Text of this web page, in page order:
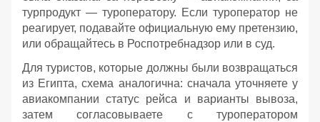
турпродукт — туроператору. Если туроператор не
реагирует, подавайте официальную ему претензию,
или обращайтесь в Роспотребнадзор или в суд.
Для туристов, которые должны были возвращаться
из Египта, схема аналогична: сначала уточняете у
авиакомпании статус рейса и варианты вывоза,
затем согласовываете с туроператором